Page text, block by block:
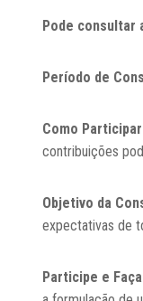
Pode consultar
Período de
Como
contribuições
Objetivo da
expectativas de
Participe e